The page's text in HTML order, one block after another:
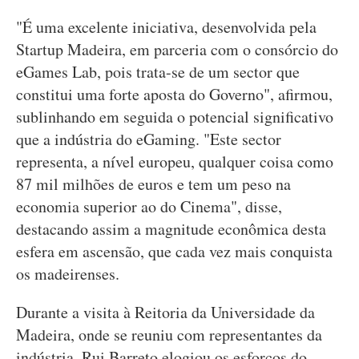
"É uma excelente iniciativa, desenvolvida pela
Startup Madeira, em parceria com o consórcio do
eGames Lab, pois trata-se de um sector que
constitui uma forte aposta do Governo", afirmou,
sublinhando em seguida o potencial significativo
que a indústria do eGaming. "Este sector
representa, a nível europeu, qualquer coisa como
87 mil milhões de euros e tem um peso na
economia superior ao do Cinema", disse,
destacando assim a magnitude econômica desta
esfera em ascensão, que cada vez mais conquista
os madeirenses.
Durante a visita à Reitoria da Universidade da
Madeira, onde se reuniu com representantes da